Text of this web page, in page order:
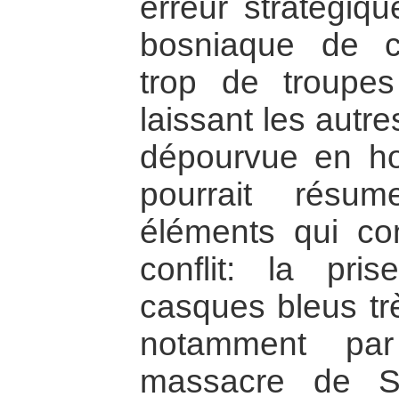
erreur
bosniaque de
trop de
laissant les
dépourvue en
pourrait
éléments qui
conflit: la
casques bleus
notamment
massacre de